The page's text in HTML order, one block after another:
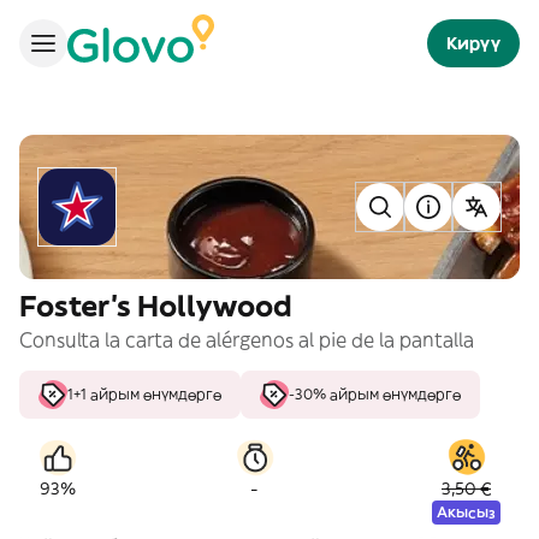
Кирүү
Foster's Hollywood
Consulta la carta de alérgenos al pie de la pantalla
1+1 айрым өнүмдөргө -30% айрым өнүмдөргө
93% - 3,50 €
Акысыз